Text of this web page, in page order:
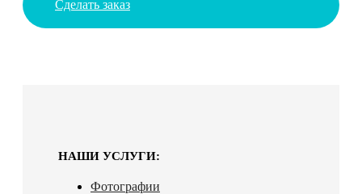
Сделать заказ
НАШИ УСЛУГИ:
Фотографии